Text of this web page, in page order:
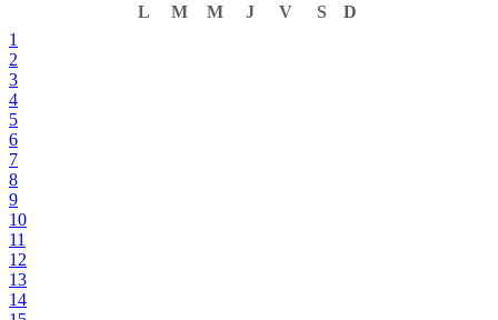
L M M J V S
D
1
2
3
4
5
6
7
8
9
10
11
12
13
14